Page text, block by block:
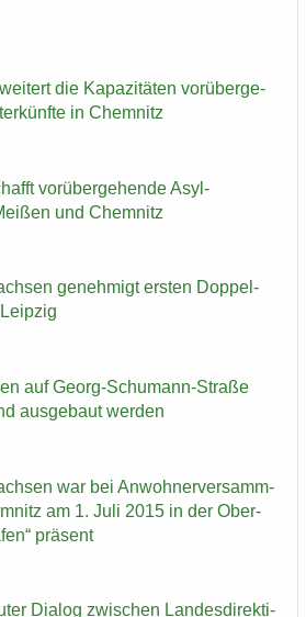
die Ka­pa­zi­tä­ten vor­über­ge­
in Chem­nitz
vor­über­ge­hen­de Asyl-​
und Chem­nitz
ge­neh­migt ers­ten Dop­pel­
auf Georg-​Schumann-Straße
aus­ge­baut wer­den
war bei An­woh­ner­ver­samm­
am 1. Juli 2015 in der Ober­
prä­sent
Dia­log zwi­schen Lan­des­di­rek­ti­